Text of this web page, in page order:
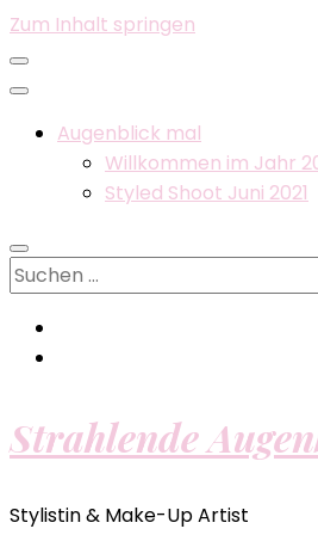
Zum Inhalt springen
Augenblick mal
Willkommen im Jahr
Styled Shoot Juni 2021
Suchen
nach:
Strahlende
Stylistin & Make-Up Artist